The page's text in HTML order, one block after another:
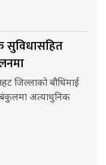
सुविधासहित
जिल्लाको बौधिमाई
अत्याधुनिक